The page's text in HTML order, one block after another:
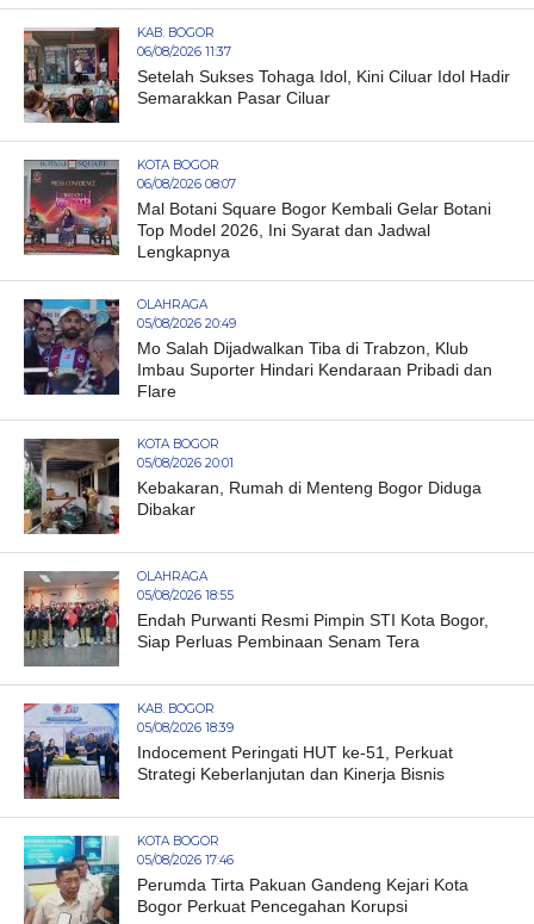
KAB. BOGOR
06/08/2026 11:37
Setelah Sukses Tohaga Idol, Kini Ciluar Idol Hadir
Semarakkan Pasar Ciluar
KOTA BOGOR
06/08/2026 08:07
Mal Botani Square Bogor Kembali Gelar Botani
Top Model 2026, Ini Syarat dan Jadwal
Lengkapnya
OLAHRAGA
05/08/2026 20:49
Mo Salah Dijadwalkan Tiba di Trabzon, Klub
Imbau Suporter Hindari Kendaraan Pribadi dan
Flare
KOTA BOGOR
05/08/2026 20:01
Kebakaran, Rumah di Menteng Bogor Diduga
Dibakar
OLAHRAGA
05/08/2026 18:55
Endah Purwanti Resmi Pimpin STI Kota Bogor,
Siap Perluas Pembinaan Senam Tera
KAB. BOGOR
05/08/2026 18:39
Indocement Peringati HUT ke-51, Perkuat
Strategi Keberlanjutan dan Kinerja Bisnis
KOTA BOGOR
05/08/2026 17:46
Perumda Tirta Pakuan Gandeng Kejari Kota
Bogor Perkuat Pencegahan Korupsi